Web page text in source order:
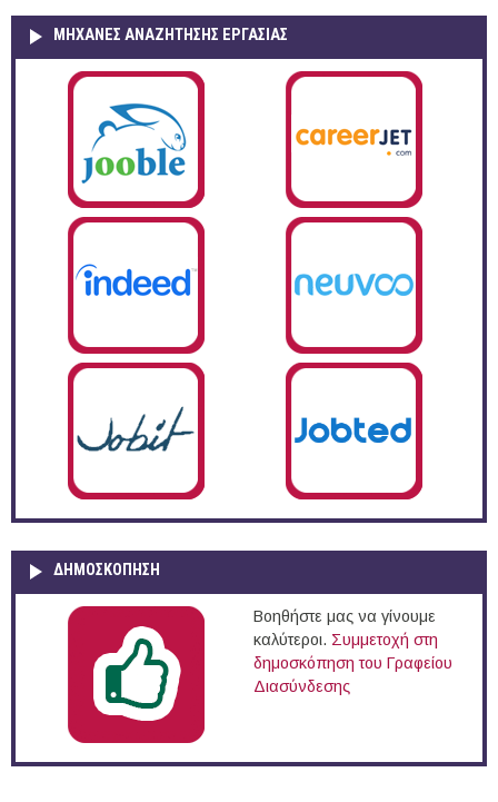
ΜΗΧΑΝΕΣ ΑΝΑΖΗΤΗΣΗΣ ΕΡΓΑΣΙΑΣ
ΔΗΜΟΣΚΌΠΗΣΗ
Βοηθήστε μας να γίνουμε
καλύτεροι. Συμμετοχή στη
δημοσκόπηση του Γραφείου
Διασύνδεσης